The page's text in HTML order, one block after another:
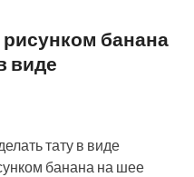
банана
виде
тату в виде
банана на шее